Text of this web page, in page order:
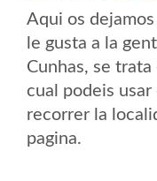
Aqui os
le gusta a la
Cunhas, se
cual podeis
recorrer la
pagina.